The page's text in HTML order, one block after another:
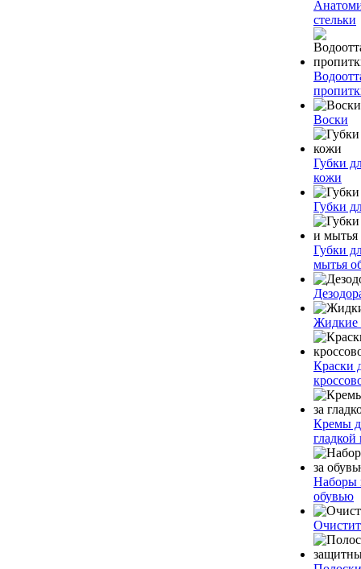
стельки
Воски
Губки
кожи
Губки
Губки
мытья
Жидкие
Краски
Кремы
гладкой
Наборы
обувью